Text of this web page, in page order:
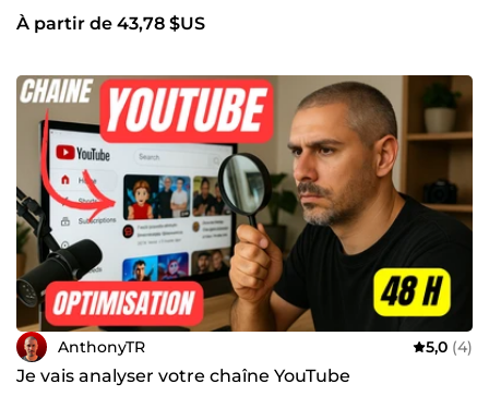
À partir de 43,78 $US
AnthonyTR 5,0 (4)
Je vais analyser votre chaîne YouTube